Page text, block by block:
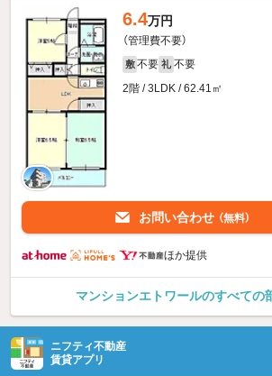
6.4万円
（管理費不要）
敷 不要 礼 不要
2階 / 3LDK / 62.41㎡
お問い合わせ （無料）
ほか提供
マンションエトワールのすべての
ニフティ不動産
賃貸アプリ